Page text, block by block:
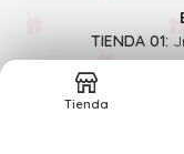
TIENDA 01:
TIENDA 02:Jr
Tienda